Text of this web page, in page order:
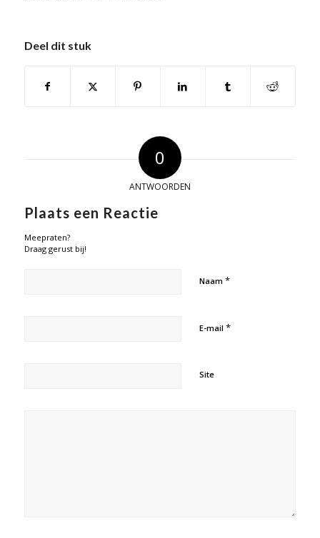
Deel dit stuk
0
ANTWOORDEN
Plaats een Reactie
Meepraten?
Draag gerust bij!
Naam *
E-mail *
Site